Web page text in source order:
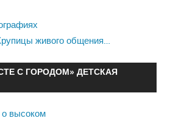
живого общения…
С ГОРОДОМ» ДЕТСКАЯ
высоком